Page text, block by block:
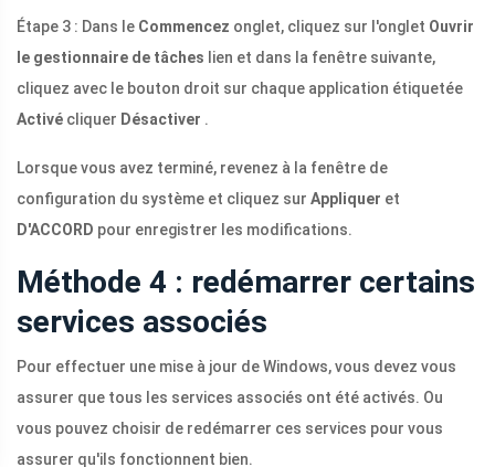
Étape 3 : Dans le Commencez onglet, cliquez sur l'onglet Ouvrir
le gestionnaire de tâches lien et dans la fenêtre suivante,
cliquez avec le bouton droit sur chaque application étiquetée
Activé cliquer Désactiver .
Lorsque vous avez terminé, revenez à la fenêtre de
configuration du système et cliquez sur Appliquer et
D'ACCORD pour enregistrer les modifications.
Méthode 4 : redémarrer certains
services associés
Pour effectuer une mise à jour de Windows, vous devez vous
assurer que tous les services associés ont été activés. Ou
vous pouvez choisir de redémarrer ces services pour vous
assurer qu'ils fonctionnent bien.